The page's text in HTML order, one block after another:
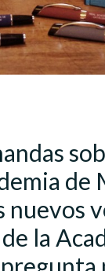
de
nuevos
la